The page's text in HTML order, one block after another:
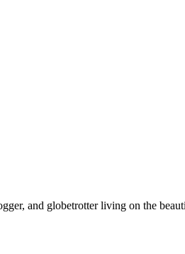
and globetrotter living on the